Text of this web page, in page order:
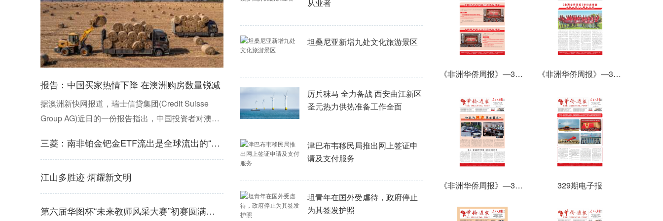
报告：中国买家热情下降 在澳洲购房数量锐减
据澳洲新快网报道，瑞士信贷集团(Credit Suisse
Group AG)近日的一份报告指出，中国投资者对澳洲
近100万元(澳元，下同)，但是近期呈现出疲软趋
势，中国买家的热情明显下降。 瑞信集团的分析师
达米安(Damien B
三菱：南非铂金钯金ETF流出是全球流出的“罪魁祸首”
江山多胜迹 炳耀新文明
第六届华图杯“未来教师风采大赛”初赛圆满开展
从业者
坦桑尼亚新增九处文化旅游景区
厉兵秣马 全力备战 西安曲江新区
圣元热力供热准备工作全面
津巴布韦移民局推出网上签证申
请及支付服务
坦青年在国外受虐待，政府停止
为其签发护照
《非洲华侨周报》—342期电子报 《非洲华侨周报》—339期电子报
《非洲华侨周报》—331期电子报 329期电子报